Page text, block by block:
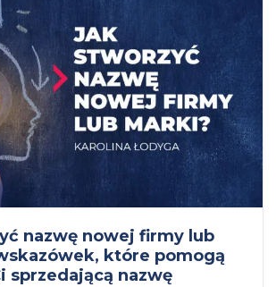
nazwę nowej firmy lub
które pomogą
sprzedającą nazwę